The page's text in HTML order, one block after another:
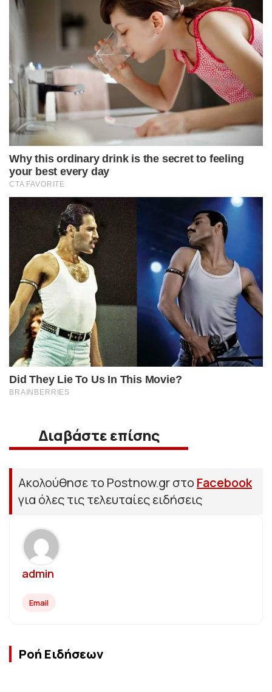
Διαβάστε επίσης
Ακολούθησε το Postnow.gr στο Facebook
για όλες τις τελευταίες ειδήσεις
admin
Email
Ροή Ειδήσεων